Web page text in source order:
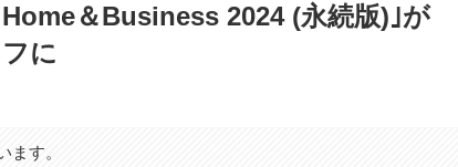
＆Business 2024 (永続版)｣が
に
ます。